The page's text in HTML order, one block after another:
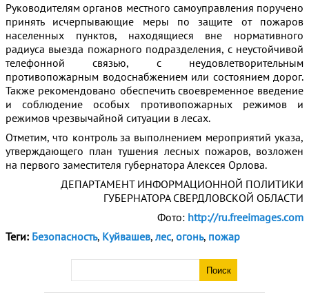
Руководителям органов местного самоуправления поручено
принять исчерпывающие меры по защите от пожаров
населенных пунктов, находящиеся вне нормативного
радиуса выезда пожарного подразделения, с неустойчивой
телефонной связью, с неудовлетворительным
противопожарным водоснабжением или состоянием дорог.
Также рекомендовано обеспечить своевременное введение
и соблюдение особых противопожарных режимов и
режимов чрезвычайной ситуации в лесах.
Отметим, что контроль за выполнением мероприятий указа,
утверждающего план тушения лесных пожаров, возложен
на первого заместителя губернатора Алексея Орлова.
ДЕПАРТАМЕНТ ИНФОРМАЦИОННОЙ ПОЛИТИКИ
ГУБЕРНАТОРА СВЕРДЛОВСКОЙ ОБЛАСТИ
Фото: http://ru.freeimages.com
Теги: Безопасность, Куйвашев, лес, огонь, пожар